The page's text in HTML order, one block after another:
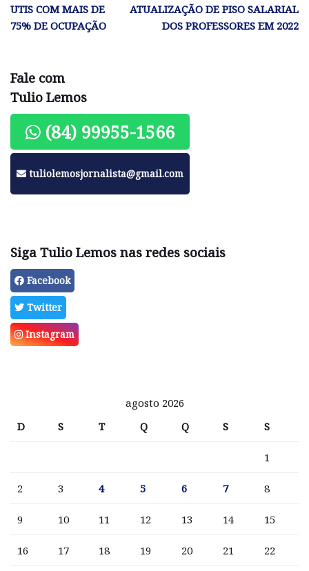
UTIS COM MAIS DE
75% DE OCUPAÇÃO
ATUALIZAÇÃO DE PISO SALARIAL
DOS PROFESSORES EM 2022
Fale com
Tulio Lemos
(84) 99955-1566
tuliolemosjornalista@gmail.com
Siga Tulio Lemos nas redes sociais
Facebook
Twitter
Instagram
agosto 2026
D
S T Q Q S S
1
2 3 4 5 6 7 8
9 10 11 12 13 14 15
16 17 18 19 20 21 22